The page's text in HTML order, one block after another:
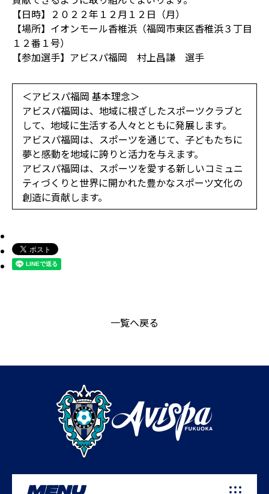
【日時】２０２２年１２月１２日（月）
【場所】イオンモール香椎浜（福岡市東区香稚浜３丁目
１２番１号）
【参加選手】アビスパ福岡 村上昌謙 選手
＜アビスパ福岡 基本理念＞
アビスパ福岡は、地域に根ざしたスポーツクラブと
して、地域に生活する人々とともに発展します。
アビスパ福岡は、スポーツを通じて、子どもたちに
夢と感動を地域に誇りと活力を与えます。
アビスパ福岡は、スポーツを愛する新しいコミュニ
ティづくりと世界に開かれた豊かなスポーツ文化の
創造に貢献します。
一覧へ戻る